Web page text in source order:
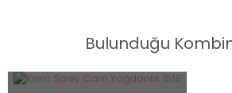
Bulunduğu